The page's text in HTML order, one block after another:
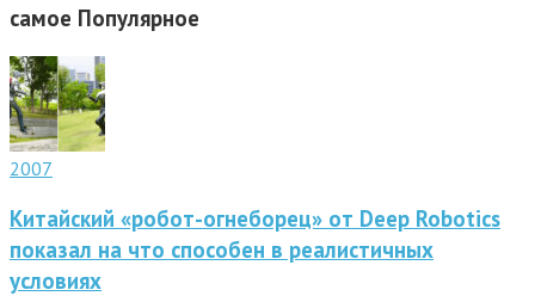
самое Популярное
2007
Китайский «робот-огнеборец» от Deep Robotics
показал на что способен в реалистичных
условиях